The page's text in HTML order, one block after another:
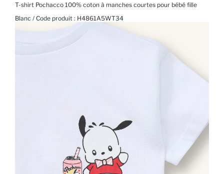
T-shirt Pochacco 100% coton à manches courtes pour bébé fille
Blanc / Code produit : H4861A5WT34